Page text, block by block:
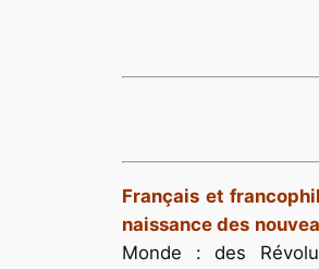
Français et
naissance des
Monde : des